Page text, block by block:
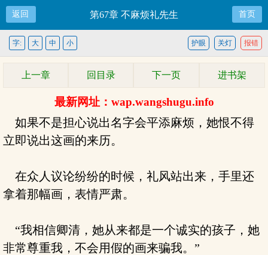
返回 第67章 不麻烦礼先生 首页
报错
关灯
护眼
字: 大 中 小
上一章 回目录 下一页 进书架
最新网址：wap.wangshugu.info
如果不是担心说出名字会平添麻烦，她恨不得
立即说出这画的来历。
在众人议论纷纷的时候，礼风站出来，手里还
拿着那幅画，表情严肃。
“我相信卿清，她从来都是一个诚实的孩子，她
非常尊重我，不会用假的画来骗我。”